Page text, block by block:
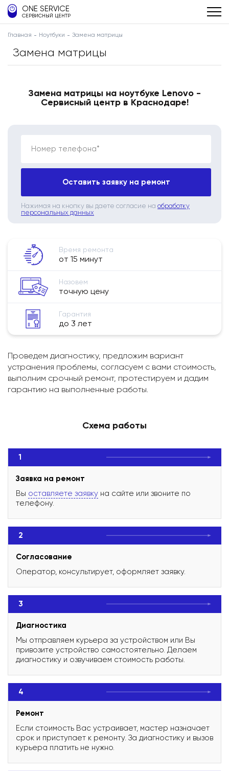
ONE SERVICE
СЕРВИСНЫЙ ЦЕНТР
Главная Ноутбуки Замена матрицы
Замена матрицы
Замена матрицы на ноутбуке Lenovo -
Сервисный центр в Краснодаре!
Номер телефона*
Оставить заявку на ремонт
Нажимая на кнопку вы даете согласие на обработку
персональных данных
Время ремонта
от 15 минут
Назовем
точную цену
Гарантия
до 3 лет
Проведем диагностику, предложим вариант
устранения проблемы, согласуем с вами стоимость,
выполним срочный ремонт, протестируем и дадим
гарантию на выполненные работы.
Схема работы
1
Заявка на ремонт
Вы оставляете заявку на сайте или звоните по
телефону.
2
Согласование
Оператор, консультирует, оформляет заявку.
3
Диагностика
Мы отправляем курьера за устройством или Вы
привозите устройство самостоятельно. Делаем
диагностику и озвучиваем стоимость работы.
4
Ремонт
Если стоимость Вас устраивает, мастер назначает
срок и приступает к ремонту. За диагностику и вызов
курьера платить не нужно.